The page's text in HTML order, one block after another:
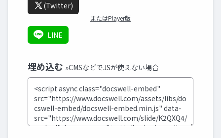
(Twitter)
またはPlayer版
LINE
埋め込む »CMSなどでJSが使えない場合